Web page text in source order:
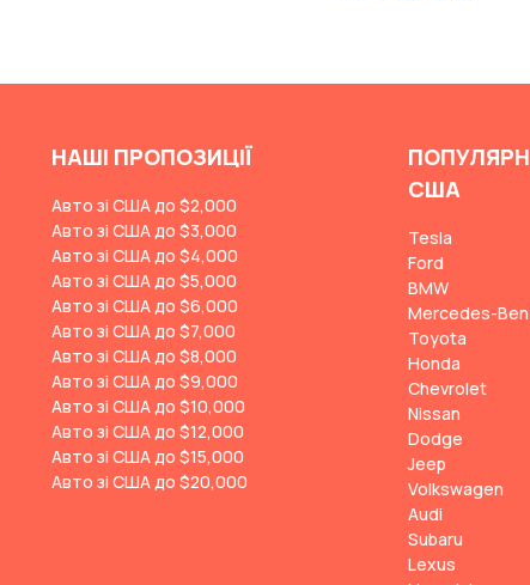
НАШІ ПРОПОЗИЦІЇ
Авто зі США до $2,000
Авто зі США до $3,000
Авто зі США до $4,000
Авто зі США до $5,000
Авто зі США до $6,000
Авто зі США до $7,000
Авто зі США до $8,000
Авто зі США до $9,000
Авто зі США до $10,000
Авто зі США до $12,000
Авто зі США до $15,000
Авто зі США до $20,000
США
Tesla
Ford
BMW
Mercedes-
Toyota
Honda
Chevrolet
Nissan
Dodge
Jeep
Volkswagen
Audi
Subaru
Lexus